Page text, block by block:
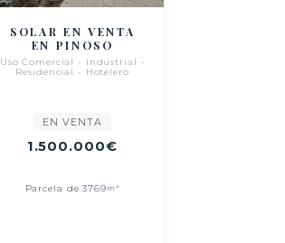
SOLAR EN VENTA
EN PINOSO
Uso Comercial - Industrial -
Residencial - Hotelero
EN VENTA
1.500.000€
Parcela de 3769 m²